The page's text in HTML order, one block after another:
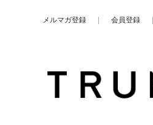
メルマガ登録 会員登録